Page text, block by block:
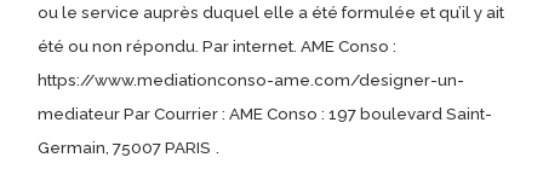
ou le service auprès duquel elle a été formulée et qu’il y ait
été ou non répondu. Par internet. AME Conso :
https://www.mediationconso-ame.com/designer-un-
mediateur Par Courrier : AME Conso : 197 boulevard Saint-
Germain, 75007 PARIS